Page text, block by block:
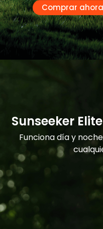
Comprar ahora
Sunseeker
Funciona día y